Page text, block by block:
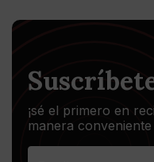
¡sé el primero en
manera